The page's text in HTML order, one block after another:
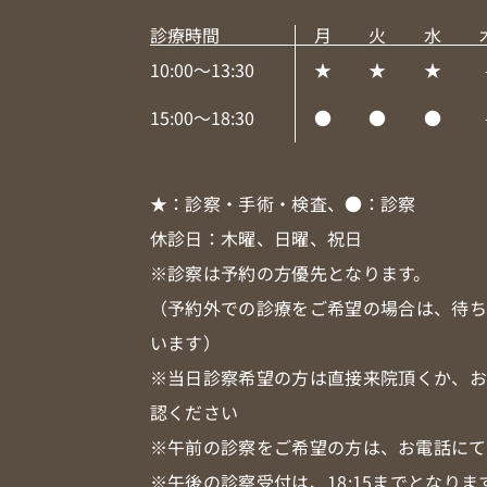
診療時間 月 火 水
10:00～13:30
★ ★ ★
15:00～18:30
● ● ●
★ ：診察・手術・検査、● ：診察
休診日：木曜、日曜、祝日
※診察は予約の方優先となります。
（予約外での診療をご希望の場合は、待
います）
※当日診察希望の方は直接来院頂くか、
認ください
※午前の診察をご希望の方は、お電話に